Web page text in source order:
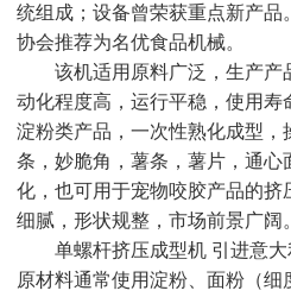
统组成；设备曾荣获重点新产
协会推荐为名优食品机械。
该机适用原料广泛，生产产
动化程度高，运行平稳，使用寿
淀粉类产品，一次性熟化成型，
条，妙脆角，薯条，薯片，通心
化，也可用于宠物咬胶产品的挤
细腻，形状规整，市场前景广阔。
单螺杆挤压成型机 引进意
原材料通常使用淀粉、面粉（细